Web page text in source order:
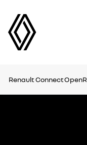
Renault Connect